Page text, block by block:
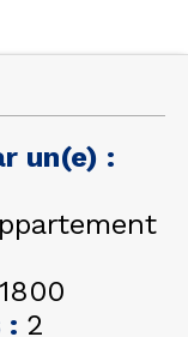
un(e) :
: 2